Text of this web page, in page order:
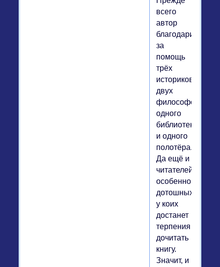
всего
автор
благодарит
за
помощь
трёх
историков,
двух
философов,
одного
библиотекаря
и одного
полотёра.
Да ещё и
читателей,
особенно
дотошных,
у коих
достанет
терпения
дочитать
книгу.
Значит, и